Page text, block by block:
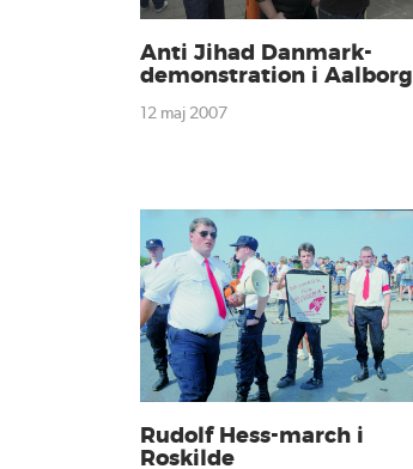
Anti Jihad Danmark-
demonstration i Aalborg
12 maj 2007
Rudolf Hess-march i
Roskilde